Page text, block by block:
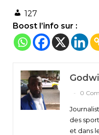
127
Boost l’info sur :
0
des
et dans